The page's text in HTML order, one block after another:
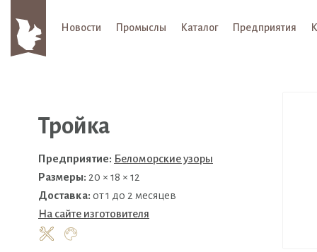
Новости Промыслы Каталог Предприятия
Тройка
Предприятие: Беломорские узоры
Размеры: 20 × 18 × 12
Доставка: от 1 до 2 месяцев
На сайте изготовителя